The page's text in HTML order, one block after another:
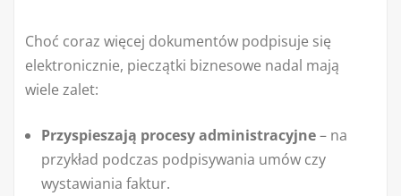
Choć coraz więcej dokumentów podpisuje się
elektronicznie, pieczątki biznesowe nadal mają
wiele zalet:
Przyspieszają procesy administracyjne– na
przykład podczas podpisywania umów czy
wystawiania faktur.